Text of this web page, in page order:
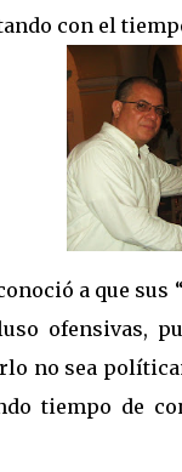
con el
a que
ofensivas,
no sea
tiempo de